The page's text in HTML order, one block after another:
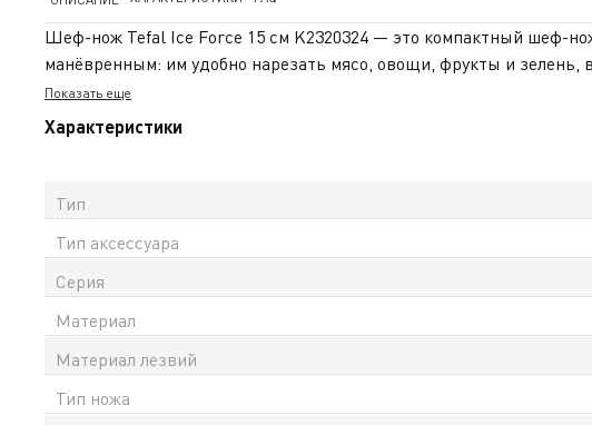
Шеф-нож Tefal Ice Force 15 см K2320324 — это компактный шеф-
манёвренным: им удобно нарезать мясо, овощи, фрукты и зелень,
X50Cr15MoV проходит ледяную закалку при -120 °C. Что это
использовании. Меньше заточек — больше удовольствия от
нержавеющей стали защищает пальцы и добавляет
надёжный, компактный нож профессионального уровня. При
Показать еще
Характеристики
Тип
Тип аксессуара
Серия
Материал
Материал лезвий
Тип ножа